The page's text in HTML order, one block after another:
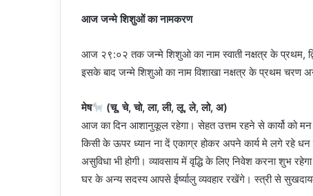
आज जन्मे शिशुओं का नामकरण
आज २९:०२ तक जन्मे शिशुओ का नाम स्वाती नक्षत्र के प्रथम,
इसके बाद जन्मे शिशुओ का नाम विशाखा नक्षत्र के प्रथम चरण
मेष
(चू, चे, चो, ला, ली, लू, ले, लो, अ)
आज का दिन आशानुकूल रहेगा। सेहत उत्तम रहने से कार्यो को
किसी के ऊपर ध्यान ना दें एकाग्र होकर अपने कार्य मे लगे रहे
असुविधा भी होगी। व्यावसाय में वृद्धि के लिए निवेश करना शुभ
घर के अन्य सदस्य आपसे ईर्ष्यालु व्यवहार रखेंगे। स्त्री से